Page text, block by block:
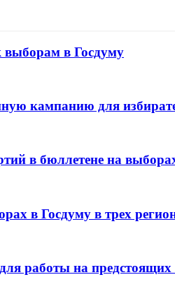
выборам в Госдуму
кампанию для
в бюллетене на
в Госдуму в трех
работы на